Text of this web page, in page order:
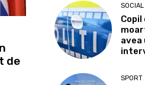
de
SOCIAL
avea
SPORT